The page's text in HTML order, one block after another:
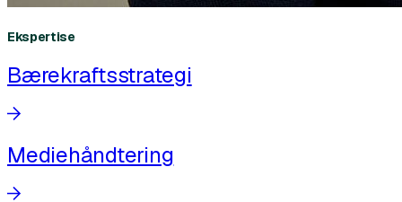
Ekspertise
Bærekraftsstrategi
Mediehåndtering